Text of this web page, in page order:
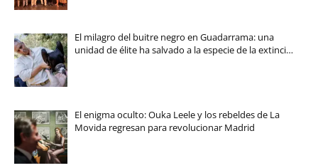
El milagro del buitre negro en Guadarrama: una
unidad de élite ha salvado a la especie de la extinci…
El enigma oculto: Ouka Leele y los rebeldes de La
Movida regresan para revolucionar Madrid